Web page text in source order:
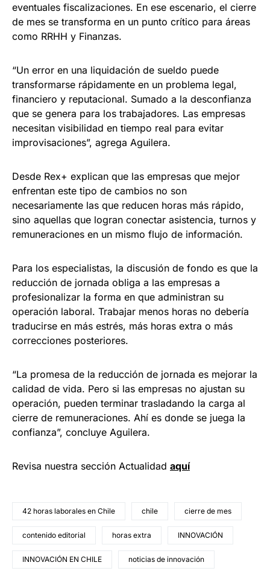
eventuales fiscalizaciones. En ese escenario, el cierre
de mes se transforma en un punto crítico para áreas
como RRHH y Finanzas.
“Un error en una liquidación de sueldo puede
transformarse rápidamente en un problema legal,
financiero y reputacional. Sumado a la desconfianza
que se genera para los trabajadores. Las empresas
necesitan visibilidad en tiempo real para evitar
improvisaciones”, agrega Aguilera.
Desde Rex+ explican que las empresas que mejor
enfrentan este tipo de cambios no son
necesariamente las que reducen horas más rápido,
sino aquellas que logran conectar asistencia, turnos y
remuneraciones en un mismo flujo de información.
Para los especialistas, la discusión de fondo es que la
reducción de jornada obliga a las empresas a
profesionalizar la forma en que administran su
operación laboral. Trabajar menos horas no debería
traducirse en más estrés, más horas extra o más
correcciones posteriores.
“La promesa de la reducción de jornada es mejorar la
calidad de vida. Pero si las empresas no ajustan su
operación, pueden terminar trasladando la carga al
cierre de remuneraciones. Ahí es donde se juega la
confianza”, concluye Aguilera.
Revisa nuestra sección Actualidad aquí
42 horas laborales en Chile chile cierre de mes
contenido editorial horas extra INNOVACIÓN
INNOVACIÓN EN CHILE noticias de innovación